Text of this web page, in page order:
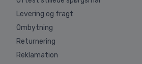
Levering og fragt
Ombytning
Returnering
Reklamation